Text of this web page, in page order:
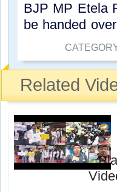
BJP MP Etela
be handed
Related